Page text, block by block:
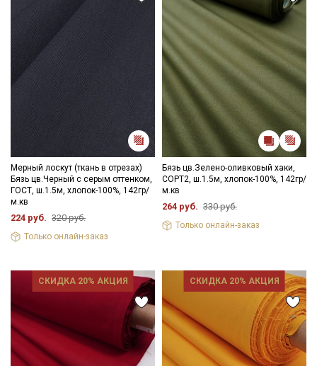
Мерный лоскут (ткань в отрезах)
Бязь цв.Черный с серым оттенком,
ГОСТ, ш.1.5м, хлопок-100%, 142гр/
м.кв
224 руб. 320 руб.
Только онлайн-заказ
Бязь цв.Зелено-оливковый хаки,
СОРТ2, ш.1.5м, хлопок-100%, 142гр/
м.кв
264 руб. 330 руб.
Только онлайн-заказ
СКИДКА 20% АКЦИЯ СКИДКА 20% АКЦИЯ
Ознакомлен(а) с
Политикой обработки персональных
данных и даю
Согласие на обработку персональных
данных
Даю
Согласие на получение рекламных и
информационных рассылок